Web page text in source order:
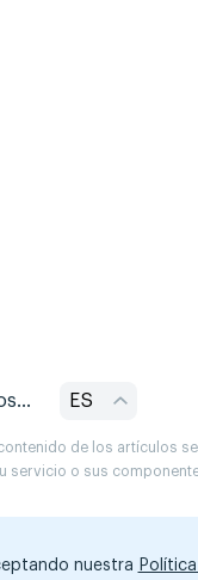
ES
de los artículos
servicio o sus
nuestra